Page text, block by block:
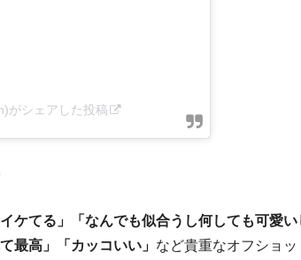
がシェアした投稿
イケてる」「なんでも似合うし何しても可愛
最高」「カッコいい」 など貴重なオフショ